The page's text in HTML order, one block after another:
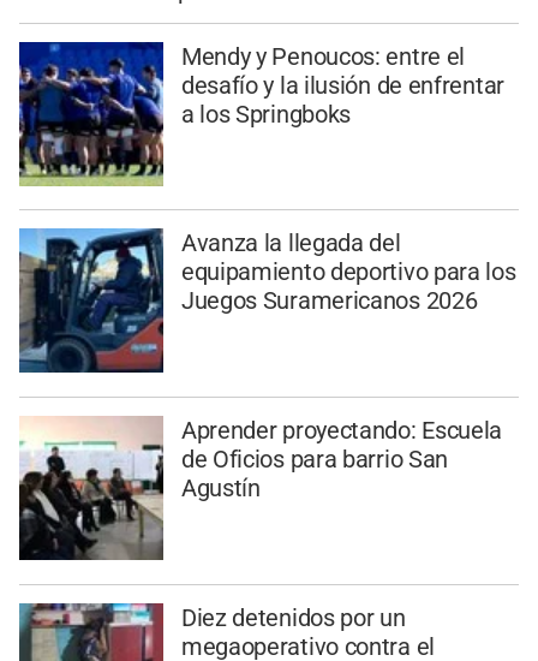
Mendy y Penoucos: entre el
desafío y la ilusión de enfrentar
a los Springboks
Avanza la llegada del
equipamiento deportivo para los
Juegos Suramericanos 2026
Aprender proyectando: Escuela
de Oficios para barrio San
Agustín
Diez detenidos por un
megaoperativo contra el